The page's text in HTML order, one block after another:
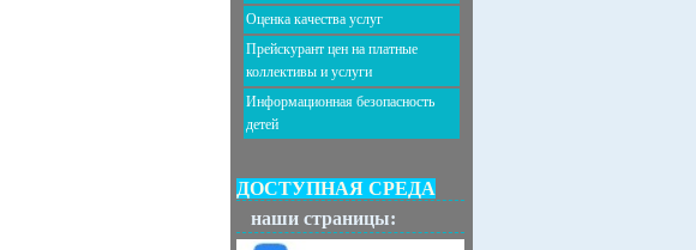
Оценка качества услуг
Прейскурант цен на платные
коллективы и услуги
Информационная безопасность
детей
ДОСТУПНАЯ СРЕДА
наши страницы: